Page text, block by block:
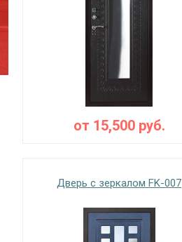
от 15,500руб.
Дверь с зеркалом FK-007